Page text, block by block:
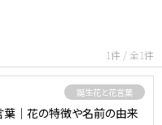
1件 / 全1件
誕生花と花言葉
葉｜花の特徴や名前の由来